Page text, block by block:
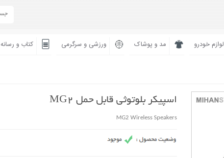
لوازم خودرو مد و پوشاک ورزشی و سرگرمی کتاب و رسانه
اسپیکر بلوتوثی قابل حمل MG2
MG2 Wireless Speakers